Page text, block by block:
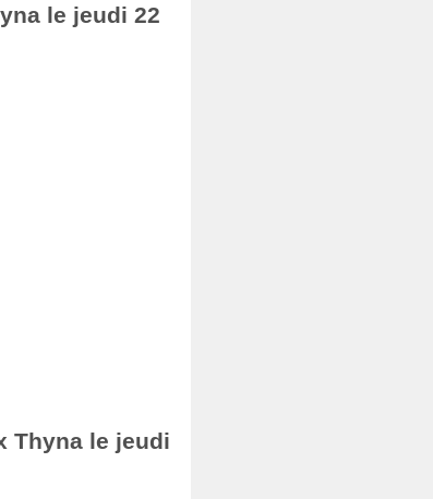
le jeudi 22
Thyna le jeudi